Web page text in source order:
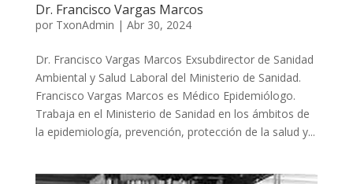
Dr. Francisco Vargas Marcos
por TxonAdmin | Abr 30, 2024
Dr. Francisco Vargas Marcos Exsubdirector de Sanidad
Ambiental y Salud Laboral del Ministerio de Sanidad.
Francisco Vargas Marcos es Médico Epidemiólogo.
Trabaja en el Ministerio de Sanidad en los ámbitos de
la epidemiología, prevención, protección de la salud y...